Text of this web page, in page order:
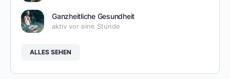
Ganzheitliche Gesundheit
aktiv vor eine Stunde
ALLES SEHEN